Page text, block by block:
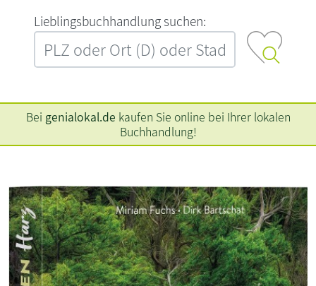
L‍i‍e‍b‍l‍i‍n‍g‍s‍b‍u‍c‍h‍h‍a‍n‍d‍l‍u‍n‍g‍ ‍s‍u‍c‍h‍e‍n‍:‍
Bei genialokal.de kaufen Sie online bei Ihrer lokalen
Buchhandlung!